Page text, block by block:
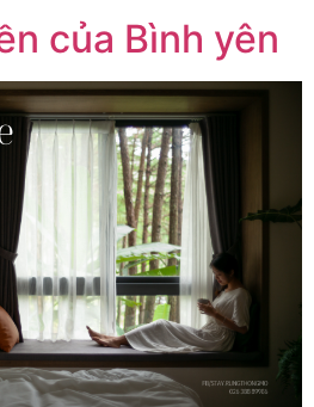
của Bình yên